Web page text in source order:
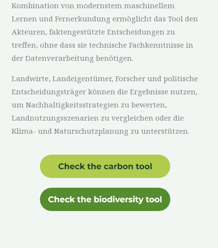
Kombination von modernstem maschinellem
Lernen und Fernerkundung ermöglicht das Tool den
Akteuren, faktengestützte Entscheidungen zu
treffen, ohne dass sie technische Fachkenntnisse in
der Datenverarbeitung benötigen.
Landwirte, Landeigentümer, Forscher und politische
Entscheidungsträger können die Ergebnisse nutzen,
um Nachhaltigkeitsstrategien zu bewerten,
Landnutzungsszenarien zu vergleichen oder die
Klima- und Naturschutzplanung zu unterstützen.